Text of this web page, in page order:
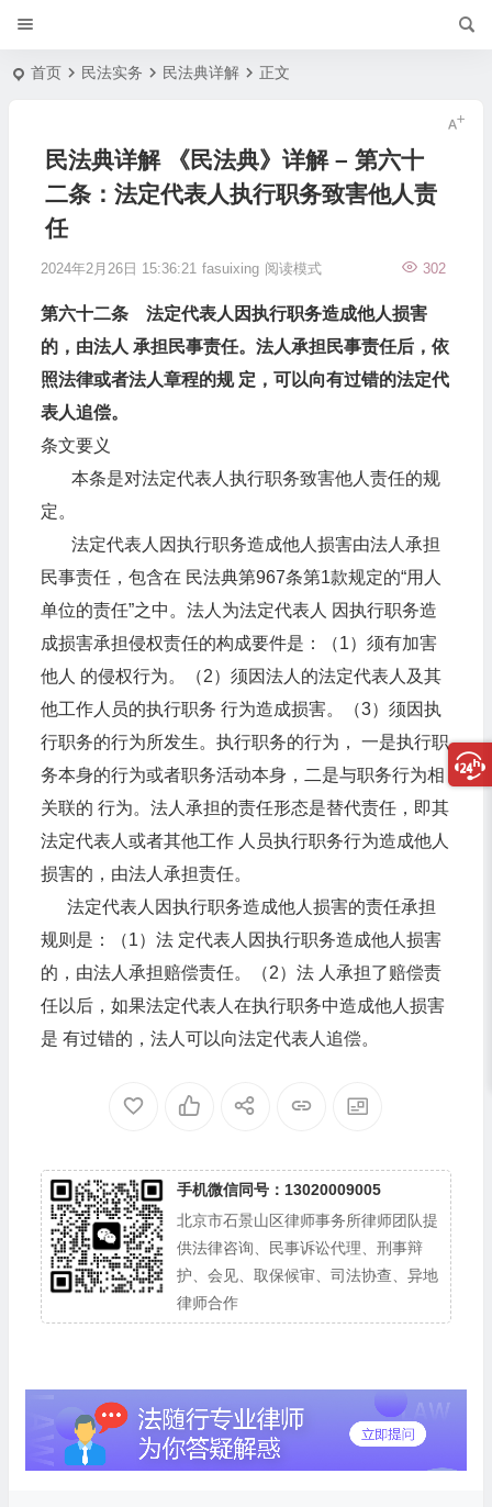
首页 民法实务 民法典详解 正文
民法典详解 《民法典》详解 – 第六十
二条：法定代表人执行职务致害他人责
任
2024年2月26日 15:36:21 fasuixing 302
阅读模式
第六十二条 法定代表人因执行职务造成他人损害
的，由法人 承担民事责任。法人承担民事责任后，依
照法律或者法人章程的规 定，可以向有过错的法定代
表人追偿。
条文要义
本条是对法定代表人执行职务致害他人责任的规
定。
法定代表人因执行职务造成他人损害由法人承担
民事责任，包含在 民法典第967条第1款规定的“用人
单位的责任”之中。法人为法定代表人 因执行职务造
成损害承担侵权责任的构成要件是：（1）须有加害
他人 的侵权行为。（2）须因法人的法定代表人及其
他工作人员的执行职务 行为造成损害。（3）须因执
行职务的行为所发生。执行职务的行为， 一是执行职
务本身的行为或者职务活动本身，二是与职务行为相
关联的 行为。法人承担的责任形态是替代责任，即其
法定代表人或者其他工作 人员执行职务行为造成他人
损害的，由法人承担责任。
法定代表人因执行职务造成他人损害的责任承担
规则是：（1）法 定代表人因执行职务造成他人损害
的，由法人承担赔偿责任。（2）法 人承担了赔偿责
任以后，如果法定代表人在执行职务中造成他人损害
是 有过错的，法人可以向法定代表人追偿。
手机微信同号：13020009005
北京市石景山区律师事务所律师团队提
供法律咨询、民事诉讼代理、刑事辩
护、会见、取保候审、司法协查、异地
律师合作